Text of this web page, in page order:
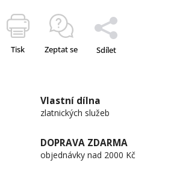
Tisk Zeptat se Sdílet
Vlastní dílna
zlatnických služeb
DOPRAVA ZDARMA
objednávky nad 2000 Kč